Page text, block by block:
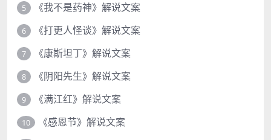
5 《我不是药神》解说文案
6 《打更人怪谈》解说文案
7 《康斯坦丁》解说文案
8 《阴阳先生》解说文案
9 《满江红》解说文案
10 《感恩节》解说文案